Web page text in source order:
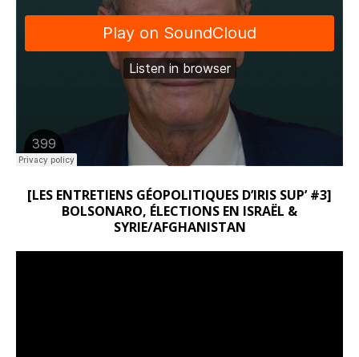
[LES ENTRETIENS GÉOPOLITIQUES D’IRIS SUP’ #3]
BOLSONARO, ÉLECTIONS EN ISRAËL &
SYRIE/AFGHANISTAN